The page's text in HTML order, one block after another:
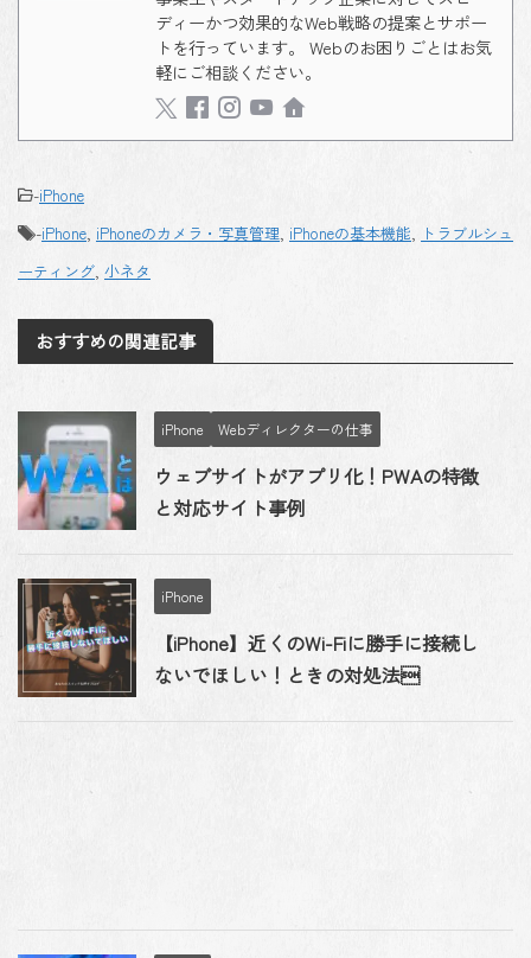
ディーかつ効果的なWeb戦略の提案とサポー
トを行っています。 Webのお困りごとはお気
軽にご相談ください。
-iPhone
-iPhone, iPhoneのカメラ・写真管理, iPhoneの基本機能, トラブルシュ
ーティング, 小ネタ
おすすめの関連記事
iPhone Webディレクターの仕事
ウェブサイトがアプリ化！PWAの特徴
と対応サイト事例
iPhone
【iPhone】近くのWi-Fiに勝手に接続し
ないでほしい！ときの対処法